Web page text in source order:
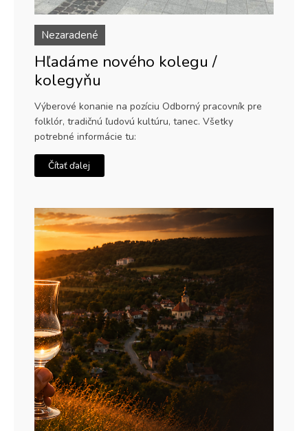
Nezaradené
Hľadáme nového kolegu /
kolegyňu
Výberové konanie na pozíciu Odborný pracovník pre
folklór, tradičnú ľudovú kultúru, tanec. Všetky
potrebné informácie tu:
Čítať ďalej